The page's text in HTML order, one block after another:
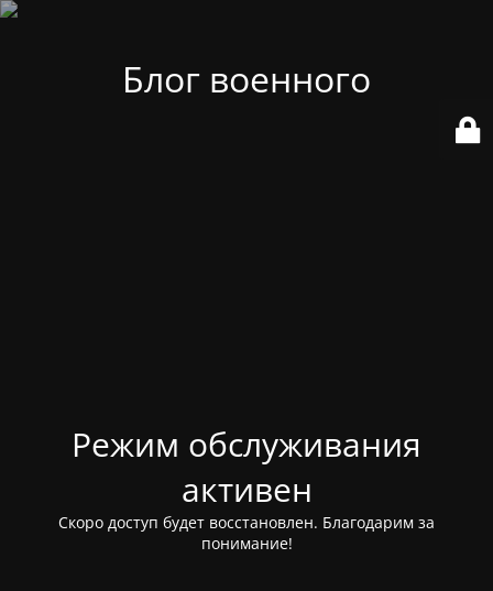
Блог военного
Режим обслуживания
активен
Скоро доступ будет восстановлен. Благодарим за
понимание!